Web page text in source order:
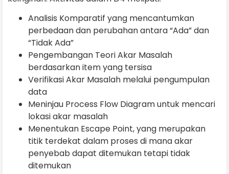
Analisis Komparatif yang mencantumkan
perbedaan dan perubahan antara “Ada” dan
“Tidak Ada”
Pengembangan Teori Akar Masalah
berdasarkan item yang tersisa
Verifikasi Akar Masalah melalui pengumpulan
data
Meninjau Process Flow Diagram untuk mencari
lokasi akar masalah
Menentukan Escape Point, yang merupakan
titik terdekat dalam proses di mana akar
penyebab dapat ditemukan tetapi tidak
ditemukan